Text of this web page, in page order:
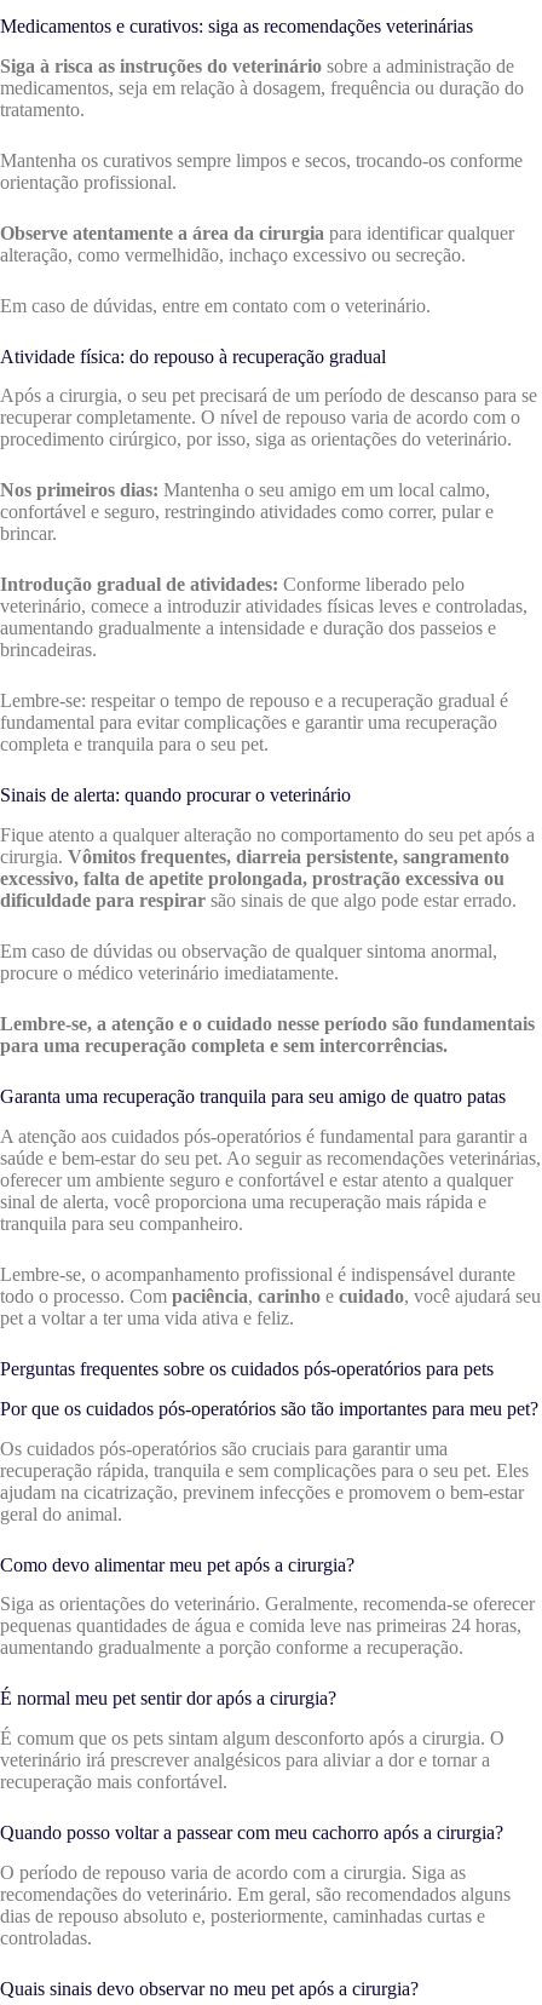
Medicamentos e curativos: siga as recomendações veterinárias
Siga à risca as instruções do veterinário sobre a administração de
medicamentos, seja em relação à dosagem, frequência ou duração do
tratamento.
Mantenha os curativos sempre limpos e secos, trocando-os conforme
orientação profissional.
Observe atentamente a área da cirurgia para identificar qualquer
alteração, como vermelhidão, inchaço excessivo ou secreção.
Em caso de dúvidas, entre em contato com o veterinário.
Atividade física: do repouso à recuperação gradual
Após a cirurgia, o seu pet precisará de um período de descanso para se
recuperar completamente. O nível de repouso varia de acordo com o
procedimento cirúrgico, por isso, siga as orientações do veterinário.
Nos primeiros dias: Mantenha o seu amigo em um local calmo,
confortável e seguro, restringindo atividades como correr, pular e
brincar.
Introdução gradual de atividades: Conforme liberado pelo
veterinário, comece a introduzir atividades físicas leves e controladas,
aumentando gradualmente a intensidade e duração dos passeios e
brincadeiras.
Lembre-se: respeitar o tempo de repouso e a recuperação gradual é
fundamental para evitar complicações e garantir uma recuperação
completa e tranquila para o seu pet.
Sinais de alerta: quando procurar o veterinário
Fique atento a qualquer alteração no comportamento do seu pet após a
cirurgia. Vômitos frequentes, diarreia persistente, sangramento
excessivo, falta de apetite prolongada, prostração excessiva ou
dificuldade para respirar são sinais de que algo pode estar errado.
Em caso de dúvidas ou observação de qualquer sintoma anormal,
procure o médico veterinário imediatamente.
Lembre-se, a atenção e o cuidado nesse período são fundamentais
para uma recuperação completa e sem intercorrências.
Garanta uma recuperação tranquila para seu amigo de quatro patas
A atenção aos cuidados pós-operatórios é fundamental para garantir a
saúde e bem-estar do seu pet. Ao seguir as recomendações veterinárias,
oferecer um ambiente seguro e confortável e estar atento a qualquer
sinal de alerta, você proporciona uma recuperação mais rápida e
tranquila para seu companheiro.
Lembre-se, o acompanhamento profissional é indispensável durante
todo o processo. Com paciência, carinho e cuidado, você ajudará seu
pet a voltar a ter uma vida ativa e feliz.
Perguntas frequentes sobre os cuidados pós-operatórios para pets
Por que os cuidados pós-operatórios são tão importantes para meu pet?
Os cuidados pós-operatórios são cruciais para garantir uma
recuperação rápida, tranquila e sem complicações para o seu pet. Eles
ajudam na cicatrização, previnem infecções e promovem o bem-estar
geral do animal.
Como devo alimentar meu pet após a cirurgia?
Siga as orientações do veterinário. Geralmente, recomenda-se oferecer
pequenas quantidades de água e comida leve nas primeiras 24 horas,
aumentando gradualmente a porção conforme a recuperação.
É normal meu pet sentir dor após a cirurgia?
É comum que os pets sintam algum desconforto após a cirurgia. O
veterinário irá prescrever analgésicos para aliviar a dor e tornar a
recuperação mais confortável.
Quando posso voltar a passear com meu cachorro após a cirurgia?
O período de repouso varia de acordo com a cirurgia. Siga as
recomendações do veterinário. Em geral, são recomendados alguns
dias de repouso absoluto e, posteriormente, caminhadas curtas e
controladas.
Quais sinais devo observar no meu pet após a cirurgia?